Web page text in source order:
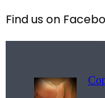
Find us on